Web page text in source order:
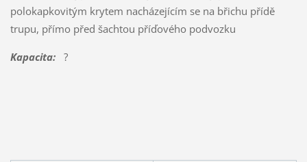
polokapkovitým krytem nacházejícím se na břichu přídě
trupu, přímo před šachtou příďového podvozku
Kapacita:?